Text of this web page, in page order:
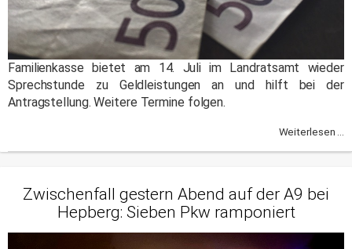
Familienkasse bietet am 14. Juli im Landratsamt wieder
Sprechstunde zu Geldleistungen an und hilft bei der
Antragstellung. Weitere Termine folgen.
Weiterlesen ...
Zwischenfall gestern Abend auf der A9 bei
Hepberg: Sieben Pkw ramponiert